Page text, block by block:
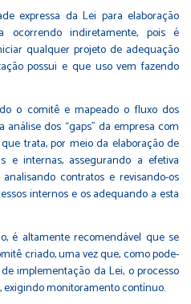
expressa da Lei para elaboração
ocorrendo indiretamente, pois é
qualquer projeto de adequação
possui e que uso vem fazendo
o comitê e mapeado o fluxo dos
dos “gaps” da empresa com
trata, por meio da elaboração de
e internas, assegurando a efetiva
contratos e revisando-os
internos e os adequando a esta
é altamente recomendável que se
criado, uma vez que, como pode-
implementação da Lei, o processo
monitoramento contínuo.